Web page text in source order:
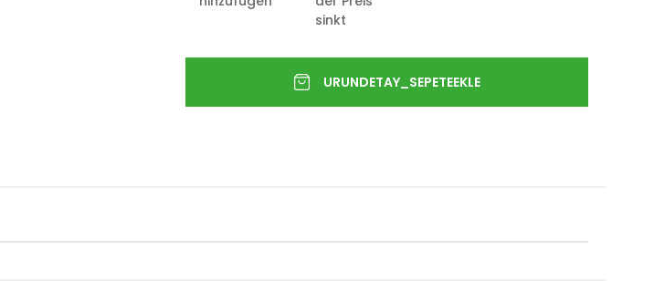
sinkt